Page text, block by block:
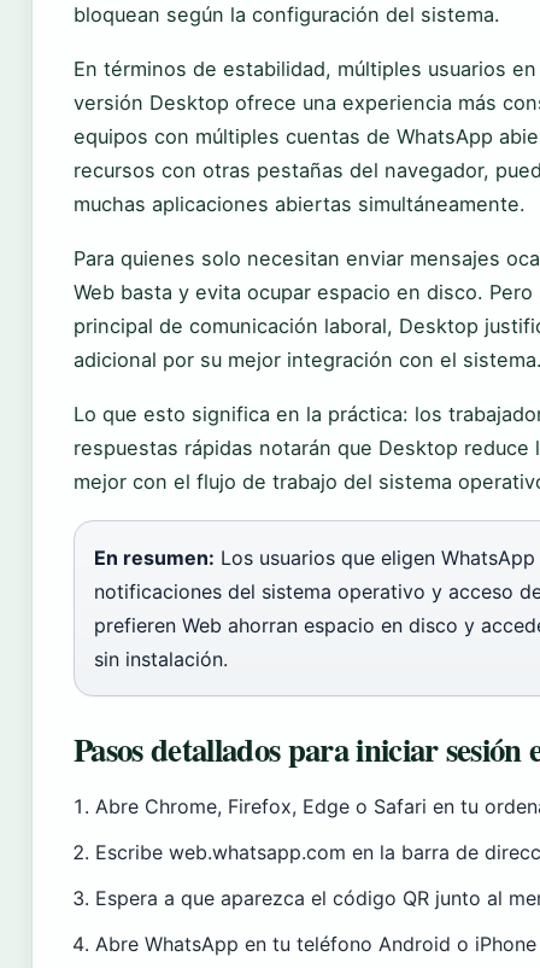
bloquean según la configuración del sistema.
En términos de estabilidad, múltiples usuarios
versión Desktop ofrece una experiencia más
equipos con múltiples cuentas de WhatsApp
recursos con otras pestañas del navegador,
muchas aplicaciones abiertas simultáneamente.
Para quienes solo necesitan enviar mensajes
Web basta y evita ocupar espacio en disco.
principal de comunicación laboral, Desktop
adicional por su mejor integración con el
Lo que esto significa en la práctica: los
respuestas rápidas notarán que Desktop
mejor con el flujo de trabajo del sistema
En resumen: Los usuarios que eligen
notificaciones del sistema operativo y acceso
prefieren Web ahorran espacio en disco y
sin instalación.
Pasos detallados para iniciar
Abre Chrome, Firefox, Edge o Safari en tu
Escribe web.whatsapp.com en la barra de
Espera a que aparezca el código QR junto al
Abre WhatsApp en tu teléfono Android o iPhone